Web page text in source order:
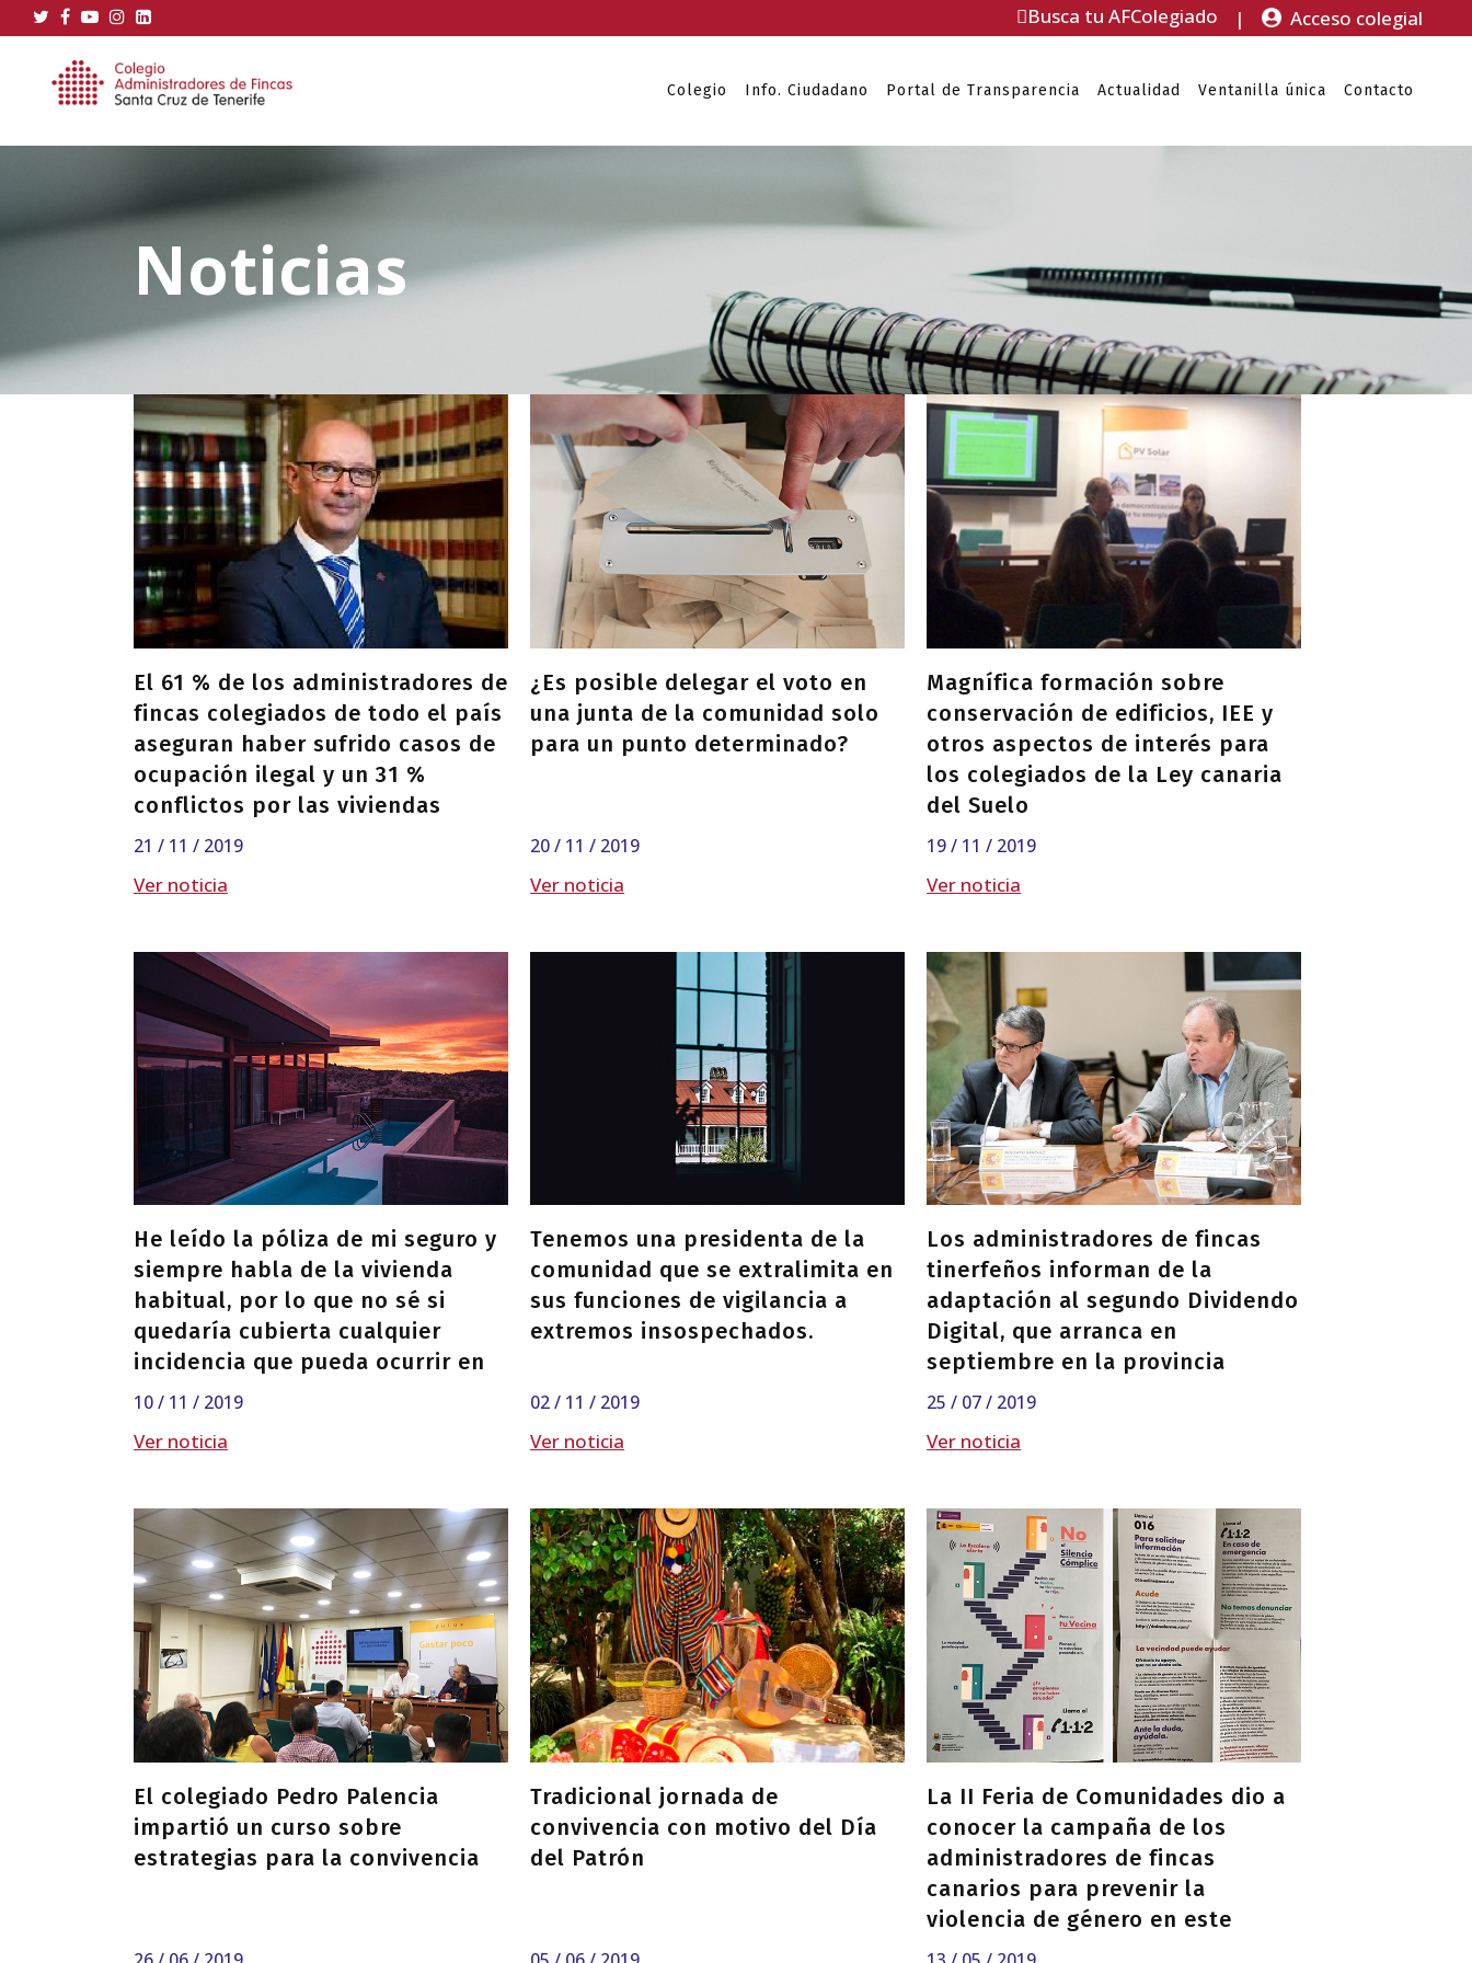
Busca tu AFColegiado | Acceso colegial
Colegio Info. Ciudadano Portal de Transparencia Actualidad Ventanilla única Contacto
Noticias
El 61 % de los administradores de
fincas colegiados de todo el país
aseguran haber sufrido casos de
ocupación ilegal y un 31 %
conflictos por las viviendas
turísticas
21 / 11 / 2019
Ver noticia
¿Es posible delegar el voto en
una junta de la comunidad solo
para un punto determinado?
20 / 11 / 2019
Ver noticia
Magnífica formación sobre
conservación de edificios, IEE y
otros aspectos de interés para
los colegiados de la Ley canaria
del Suelo
19 / 11 / 2019
Ver noticia
He leído la póliza de mi seguro y
siempre habla de la vivienda
habitual, por lo que no sé si
quedaría cubierta cualquier
incidencia que pueda ocurrir en
la vivienda que tengo en alquiler
10 / 11 / 2019
Ver noticia
Tenemos una presidenta de la
comunidad que se extralimita en
sus funciones de vigilancia a
extremos insospechados.
02 / 11 / 2019
Ver noticia
Los administradores de fincas
tinerfeños informan de la
adaptación al segundo Dividendo
Digital, que arranca en
septiembre en la provincia
25 / 07 / 2019
Ver noticia
El colegiado Pedro Palencia
impartió un curso sobre
estrategias para la convivencia
Tradicional jornada de
convivencia con motivo del Día
del Patrón
La II Feria de Comunidades dio a
conocer la campaña de los
administradores de fincas
canarios para prevenir la
violencia de género en este
ámbito